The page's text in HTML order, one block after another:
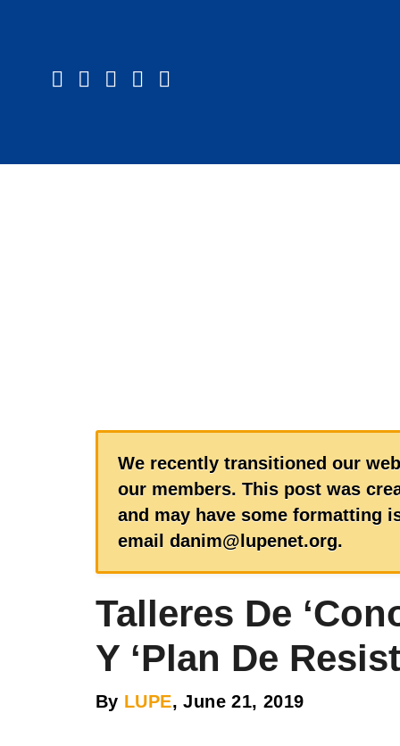
We recently transitioned our
our members. This post was
and may have some formatting
email danim@lupenet.org.
Talleres De
Y ‘Plan De
By LUPE, June 21, 2019